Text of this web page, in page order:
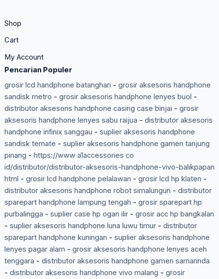
Shop
Cart
My Account
Pencarian Populer
grosir lcd handphone batanghari - grosir aksesoris handphone
sandisk metro - grosir aksesoris handphone lenyes buol -
distributor aksesoris handphone casing case binjai - grosir
aksesoris handphone lenyes sabu raijua - distributor aksesoris
handphone infinix sanggau - suplier aksesoris handphone
sandisk ternate - suplier aksesoris handphone gamen tanjung
pinang - https://www a1accessories co
id/distributor/distributor-aksesoris-handphone-vivo-balikpapan
html - grosir lcd handphone pelalawan - grosir lcd hp klaten -
distributor aksesoris handphone robot simalungun - distributor
sparepart handphone lampung tengah - grosir sparepart hp
purbalingga - suplier case hp ogan ilir- grosir acc hp bangkalan
- suplier aksesoris handphone luna luwu timur- distributor
sparepart handphone kuningan - suplier aksesoris handphone
lenyes pagar alam - grosir aksesoris handphone lenyes aceh
tenggara - distributor aksesoris handphone gamen samarinda
- distributor aksesoris handphone vivo malang - grosir